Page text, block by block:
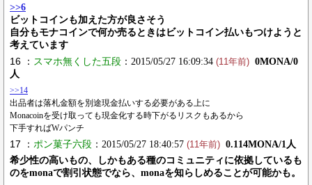
>>6
ビットコインも加えた方が良さそう
自分もモナコインで何か売るときはビットコイン払いもつけようと
考えています
16 ： スマホ無くした五段 ：2015/05/27 16:09:34 (11年前) 0MONA/0
人
>>14
出品者は落札金額を別途現金払いする必要がある上に
Monacoinを受け取っても現金化する時下がるリスクもあるから
下手すればWパンチ
17 ： ポン菓子六段 ：2015/05/27 18:40:57 (11年前) 0.114MONA/1人
希少性の高いもの、しかもある種のコミュニティに依拠しているも
のをmonaで割引状態でなら、monaを知らしめることが可能かも。